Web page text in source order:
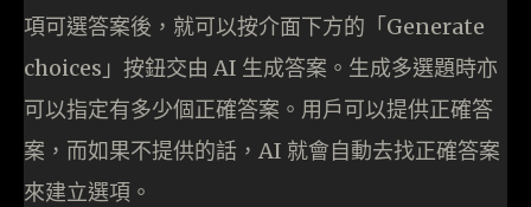
項可選答案後，就可以按介面下方的「Generate
choices」按鈕交由 AI 生成答案。生成多選題時亦
可以指定有多少個正確答案。用戶可以提供正確答
案，而如果不提供的話，AI 就會自動去找正確答案
來建立選項。